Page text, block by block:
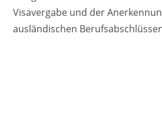
Visavergabe und der
ausländischen